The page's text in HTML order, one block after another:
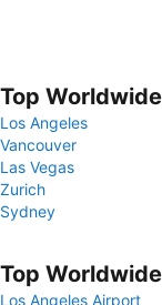
Top
Los Angeles
Vancouver
Las Vegas
Zurich
Sydney
Top
Los Angeles Airport